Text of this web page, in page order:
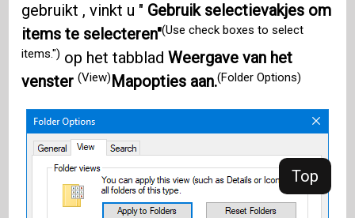
Top
gebruikt , vinkt u " Gebruik selectievakjes om
items te selecteren"(Use check boxes to select
items.") op het tabbladWeergave van het
venster(View) Mapopties aan.(Folder Options)